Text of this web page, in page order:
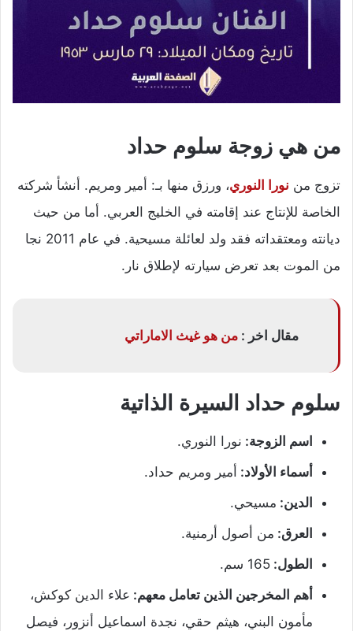
من هي زوجة سلوم حداد
تزوج من نورا النوري، ورزق منها بـ: أمير ومريم. أنشأ شركته
الخاصة للإنتاج عند إقامته في الخليج العربي. أما من حيث
ديانته ومعتقداته فقد ولد لعائلة مسيحية. في عام 2011 نجا
من الموت بعد تعرض سيارته لإطلاق نار.
مقال اخر : من هو غيث الاماراتي
سلوم حداد السيرة الذاتية
اسم الزوجة: نورا النوري.
أسماء الأولاد: أمير ومريم حداد.
الدين: مسيحي.
العرق: من أصول أرمنية.
الطول: 165 سم.
أهم المخرجين الذين تعامل معهم: علاء الدين كوكش،
مأمون البني، هيثم حقي، نجدة اسماعيل أنزور، فيصل